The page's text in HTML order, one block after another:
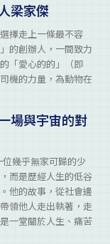
梁家傑
擇走上一條最不容
的創辦人，一間致力
「愛心的的」（即
機的力量，為動物在
場與宇宙的對
幾乎無家可歸的少
而是歷經人生的低谷
他的故事，從社會邊
領他人走出執著，走
一堂關於人生、痛苦